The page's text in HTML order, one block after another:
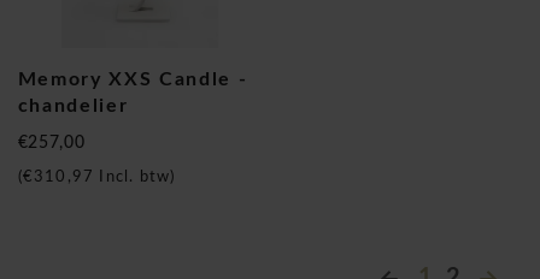
Memory XXS Candle -
chandelier
€257,00
(€310,97 Incl. btw)